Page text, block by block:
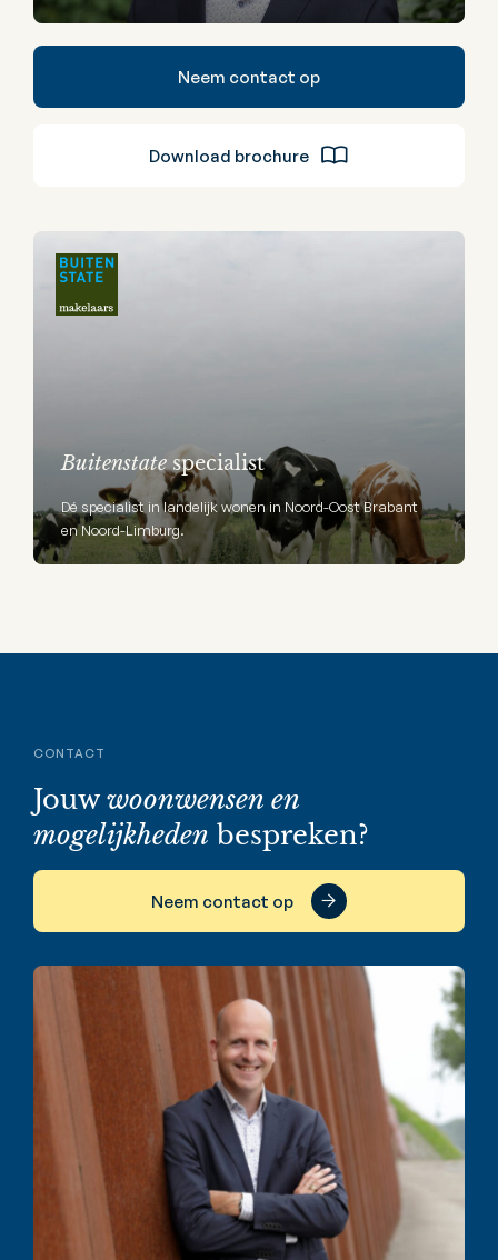
Neem contact op
Download brochure
Buitenstatespecialist
Dé specialist in landelijk wonen in Noord-Oost Brabant
en Noord-Limburg.
CONTACT
Jouwwoonwensen en
mogelijkheden bespreken?
Neem contact op